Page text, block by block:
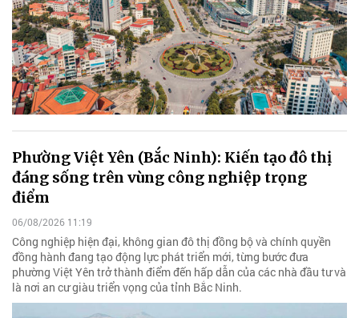
Phường Việt Yên (Bắc Ninh): Kiến tạo đô thị
đáng sống trên vùng công nghiệp trọng
điểm
06/08/2026 11:19
Công nghiệp hiện đại, không gian đô thị đồng bộ và chính quyền
đồng hành đang tạo động lực phát triển mới, từng bước đưa
phường Việt Yên trở thành điểm đến hấp dẫn của các nhà đầu tư và
là nơi an cư giàu triển vọng của tỉnh Bắc Ninh.